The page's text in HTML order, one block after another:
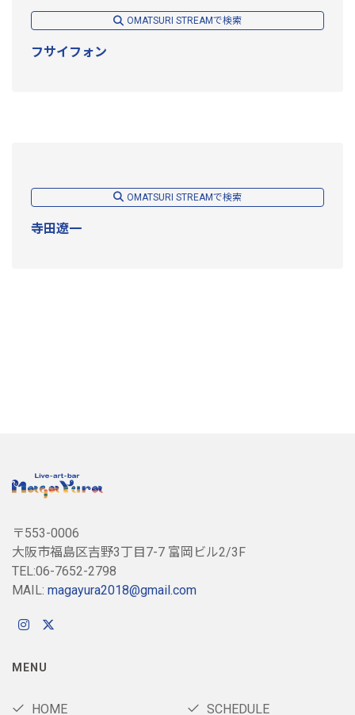
OMATSURI STREAMで検索
フサイフォン
OMATSURI STREAMで検索
寺田遼一
〒553-0006
大阪市福島区吉野3丁目7-7 富岡ビル2/3F
TEL:06-7652-2798
MAIL: magayura2018@gmail.com
MENU
HOME SCHEDULE